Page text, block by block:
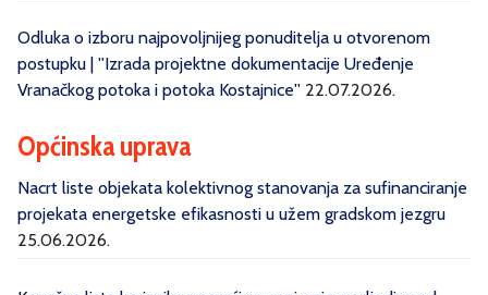
Odluka o izboru najpovoljnijeg ponuditelja u otvorenom
postupku | ''Izrada projektne dokumentacije Uređenje
Vranačkog potoka i potoka Kostajnice'' 22.07.2026.
Općinska uprava
Nacrt liste objekata kolektivnog stanovanja za sufinanciranje
projekata energetske efikasnosti u užem gradskom jezgru
25.06.2026.